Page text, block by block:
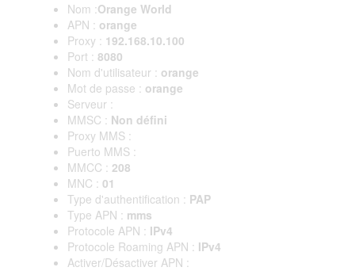
Nom :Orange World
APN : orange
Proxy : 192.168.10.100
Port : 8080
Nom d'utilisateur : orange
Mot de passe : orange
Serveur :
MMSC : Non défini
Proxy MMS :
Puerto MMS :
MMCC : 208
MNC : 01
Type d'authentification : PAP
Type APN : mms
Protocole APN : IPv4
Protocole Roaming APN : IPv4
Activer/Désactiver APN :